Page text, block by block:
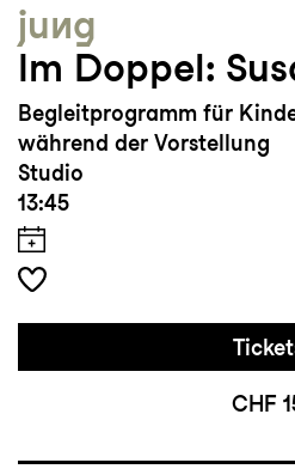
jung
Im Doppel:
Begleitprogramm für
während der Vorstellung
Studio
13:45
CHF